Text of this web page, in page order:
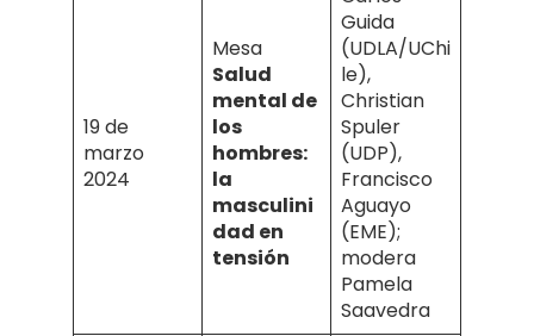
19 de
marzo
2024
Mesa
Salud
mental de
los
hombres:
la
masculini
dad en
tensión
Guida
(UDLA/UChi
le),
Christian
Spuler
(UDP),
Francisco
Aguayo
(EME);
modera
Pamela
Saavedra